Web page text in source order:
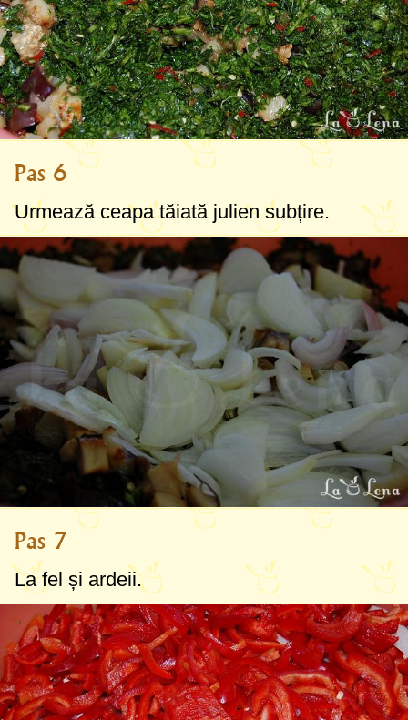
Pas 6
Urmează ceapa tăiată julien subțire.
Pas 7
La fel și ardeii.